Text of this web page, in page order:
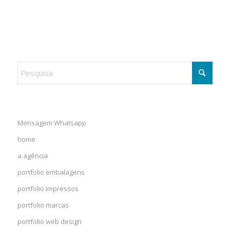
Mensagem Whatsapp
home
a agência
portfolio embalagens
portfolio impressos
portfolio marcas
portfolio web design